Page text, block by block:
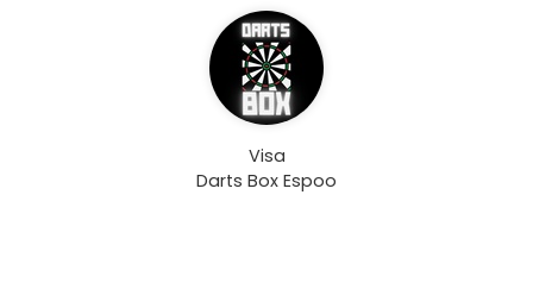
Visa
Darts Box Espoo